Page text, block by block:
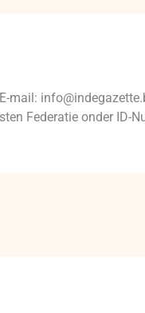
mail:
Federatie onder ID-